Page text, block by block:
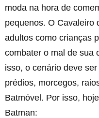
moda na hora de
pequenos. O Cavaleiro
adultos como crianças
combater o mal de sua
isso, o cenário deve
prédios, morcegos,
Batmóvel. Por isso,
Batman: